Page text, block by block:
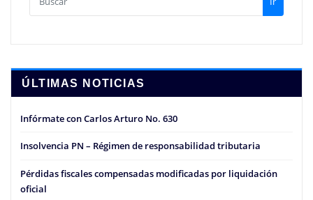
ÚLTIMAS NOTICIAS
Infórmate con Carlos Arturo No. 630
Insolvencia PN – Régimen de responsabilidad tributaria
Pérdidas fiscales compensadas modificadas por liquidación
oficial